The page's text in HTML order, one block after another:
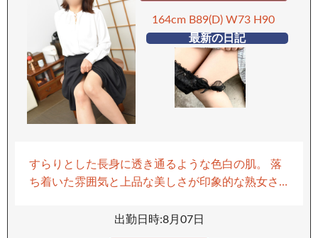
わるほどねっとりと絡みつく舌使いが、 ぐちゅぐ
ちゅと官能的な音を立てながら、理性が吹き飛ぶ
ような快感を与えてくれます。 さらに、びくんび
くんと反応する敏感な体が、じゅるじゅると甘く
蕩ける余韻を残し… 腰が砕けそうになるまで、夢
中にさせること間違いなしでしょう。 こんな女神
のような彼女との時間、今すぐ味わってくださ
164cm B89(D) W73 H90
最新の日記
すらりとした長身に透き通るような色白の肌。 落
ち着いた雰囲気と上品な美しさが印象的な熟女さ
出勤日時:8月07日